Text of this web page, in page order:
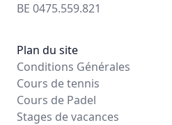
BE 0475.559.821
Plan du site
Conditions Générales
Cours de tennis
Cours de Padel
Stages de vacances